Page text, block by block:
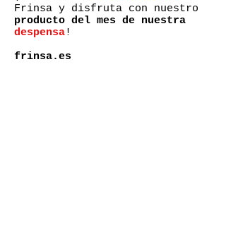
Frinsa y disfruta con nuestro
producto del mes de nuestra
despensa!
frinsa.es